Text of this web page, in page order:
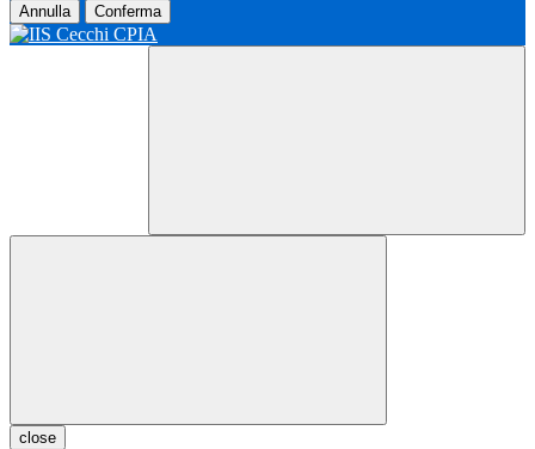
Annulla Conferma
close